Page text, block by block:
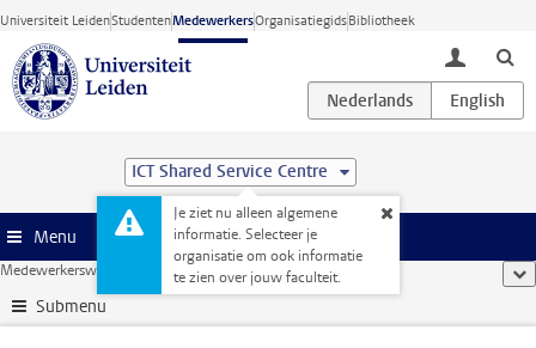
Ga direct naar de inhoud
Universiteit LeidenStudentenMedewerkersOrganisatiegidsBibliotheek
toggle
ICT Shared Service Centre
Je ziet nu alleen algemene
informatie. Selecteer je
organisatie om ook informatie
te zien over jouw faculteit.
Menu
Medewerkerswebsite Begroting
Submenu